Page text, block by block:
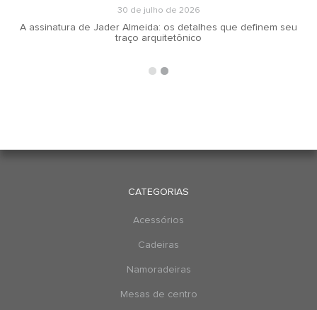
30 de julho de 2026
A assinatura de Jader Almeida: os detalhes que definem seu
traço arquitetônico
CATEGORIAS
Acessórios
Cadeiras
Namoradeiras
Mesas de centro